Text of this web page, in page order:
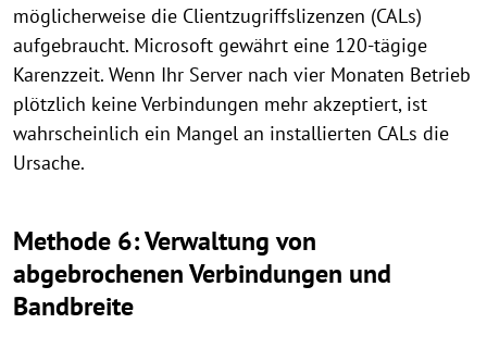
möglicherweise die Clientzugriffslizenzen (CALs)
aufgebraucht. Microsoft gewährt eine 120-tägige
Karenzzeit. Wenn Ihr Server nach vier Monaten Betrieb
plötzlich keine Verbindungen mehr akzeptiert, ist
wahrscheinlich ein Mangel an installierten CALs die
Ursache.
Methode 6: Verwaltung von
abgebrochenen Verbindungen und
Bandbreite